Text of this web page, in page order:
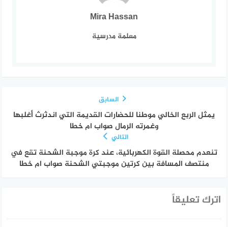
Mira Hassan
معلمة مدرسية
السابق
يمثل الربع الخالي موطنا للحضارات القديمة التي اندثرث أغلبها
وغمرته الرمال صواب ام خطا
التالي
تنعدم محصلة القوة الكهربائية، عند كرة موجبة الشحنة تقع في
منتصف المسافة بين كرتين موجبتي الشحنة صواب ام خطا
اترك تعليقاً